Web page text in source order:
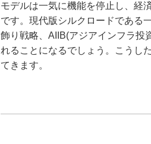
モデルは一気に機能を停止し、経
です。現代版シルクロードである
飾り戦略、AIIB(アジアインフラ投
れることになるでしょう。こうし
てきます。